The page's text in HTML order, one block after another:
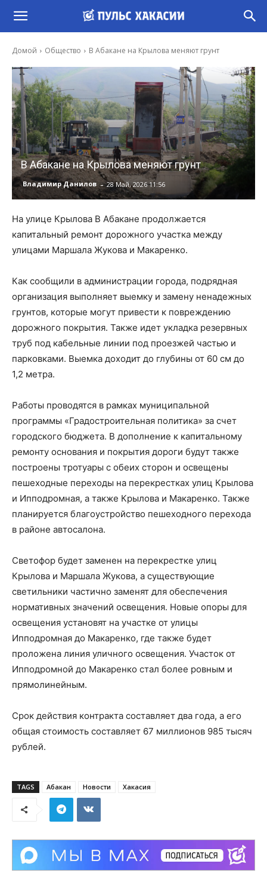
Домой Общество В Абакане на Крылова меняют грунт
В Абакане на Крылова меняют грунт
Владимир Данилов - 28 Май, 2026 11:56
На улице Крылова В Абакане продолжается
капитальный ремонт дорожного участка между
улицами Маршала Жукова и Макаренко.
Как сообщили в администрации города, подрядная
организация выполняет выемку и замену ненадежных
грунтов, которые могут привести к повреждению
дорожного покрытия. Также идет укладка резервных
труб под кабельные линии под проезжей частью и
парковками. Выемка доходит до глубины от 60 см до
1,2 метра.
Работы проводятся в рамках муниципальной
программы «Градостроительная политика» за счет
городского бюджета. В дополнение к капитальному
ремонту основания и покрытия дороги будут также
построены тротуары с обеих сторон и освещены
пешеходные переходы на перекрестках улиц Крылова
и Ипподромная, а также Крылова и Макаренко. Также
планируется благоустройство пешеходного перехода
в районе автосалона.
Светофор будет заменен на перекрестке улиц
Крылова и Маршала Жукова, а существующие
светильники частично заменят для обеспечения
нормативных значений освещения. Новые опоры для
освещения установят на участке от улицы
Ипподромная до Макаренко, где также будет
проложена линия уличного освещения. Участок от
Ипподромной до Макаренко стал более ровным и
прямолинейным.
Срок действия контракта составляет два года, а его
общая стоимость составляет 67 миллионов 985 тысяч
рублей.
TAGS Абакан Новости Хакасия